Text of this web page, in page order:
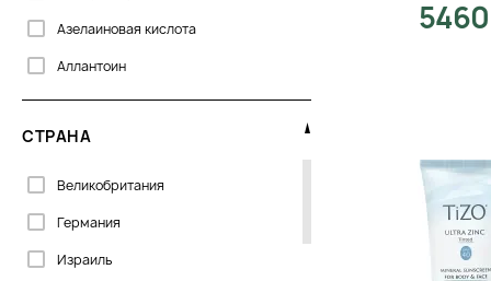
От пигментации
Очищение
Пилинг
Питание
Азелаиновая кислота
Аллантоин
Алоэ
Аминокислоты
Антиоксиданты
Аргановое масло
Бакучиол
СТРАНА
Великобритания
Германия
Израиль